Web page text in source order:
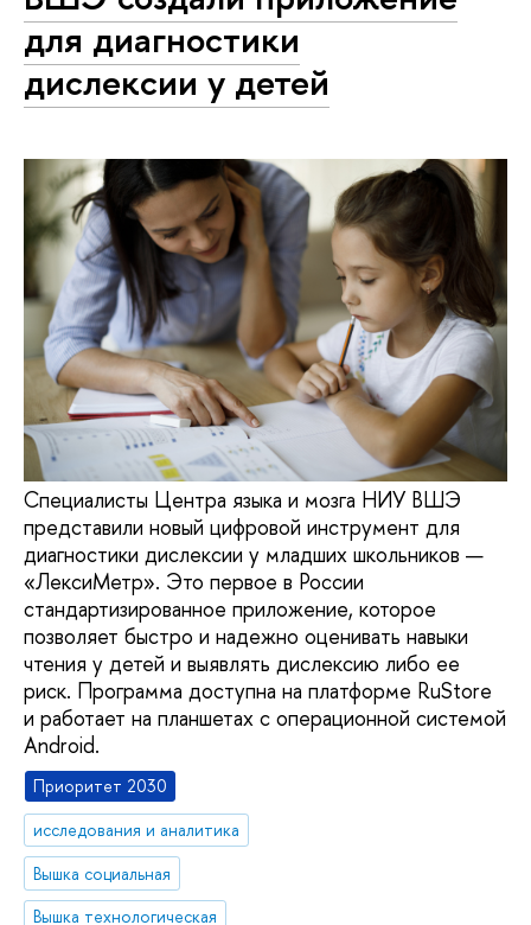
для диагностики
дислексии у детей
Специалисты Центра языка и мозга НИУ ВШЭ
представили новый цифровой инструмент для
диагностики дислексии у младших школьников —
«ЛексиМетр». Это первое в России
стандартизированное приложение, которое
позволяет быстро и надежно оценивать навыки
чтения у детей и выявлять дислексию либо ее
риск. Программа доступна на платформе RuStore
и работает на планшетах с операционной системой
Android.
Приоритет 2030
исследования и аналитика
Вышка социальная
Вышка технологическая